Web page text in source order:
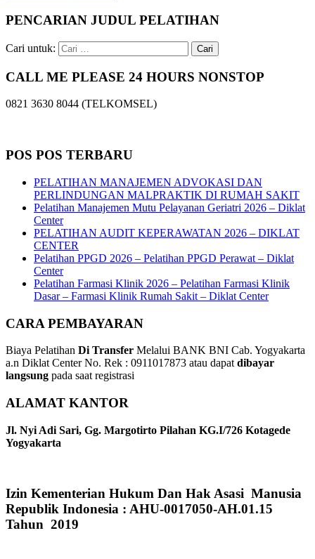
PENCARIAN JUDUL PELATIHAN
Cari untuk:
CALL ME PLEASE 24 HOURS NONSTOP
0821 3630 8044 (TELKOMSEL)
POS POS TERBARU
PELATIHAN MANAJEMEN ADVOKASI DAN
PERLINDUNGAN MALPRAKTIK DI RUMAH SAKIT
Pelatihan Manajemen Mutu Pelayanan Geriatri 2026 – Diklat
Center
PELATIHAN AUDIT KEPERAWATAN 2026 – DIKLAT
CENTER
Pelatihan PPGD 2026 – Pelatihan PPGD Perawat – Diklat
Center
Pelatihan Farmasi Klinik 2026 – Pelatihan Farmasi Klinik
Dasar – Farmasi Klinik Rumah Sakit – Diklat Center
CARA PEMBAYARAN
Biaya Pelatihan Di Transfer Melalui BANK BNI Cab. Yogyakarta
a.n Diklat Center No. Rek : 0911017873 atau dapat dibayar
langsung pada saat registrasi
ALAMAT KANTOR
Jl. Nyi Adi Sari, Gg. Margotirto Pilahan KG.I/726 Kotagede
Yogyakarta
Izin Kementerian Hukum Dan Hak Asasi Manusia
Republik Indonesia : AHU-0017050-AH.01.15
Tahun 2019